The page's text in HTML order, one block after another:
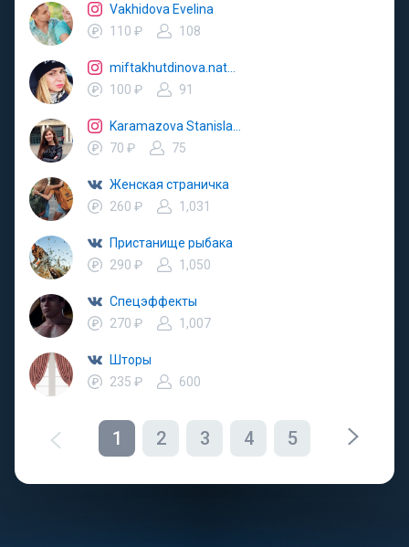
Vakhidova Evelina
110 ₽
108
100 ₽
91
70 ₽
75
Женская страничка
260 ₽
1,031
Пристанище рыбака
290 ₽
1,050
Спецэффекты
270 ₽
1,007
Шторы
235 ₽
600
1 2 3 4 5